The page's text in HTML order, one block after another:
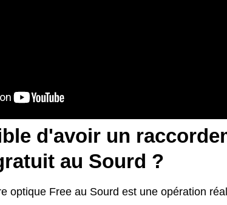
d'avoir un
au Sourd ?
optique Free au Sourd est une opération